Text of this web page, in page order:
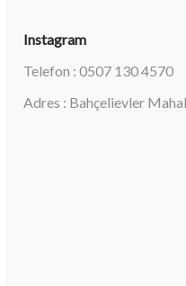
Instagram
Telefon : 0507 130 4570
Adres : Bahçelievler